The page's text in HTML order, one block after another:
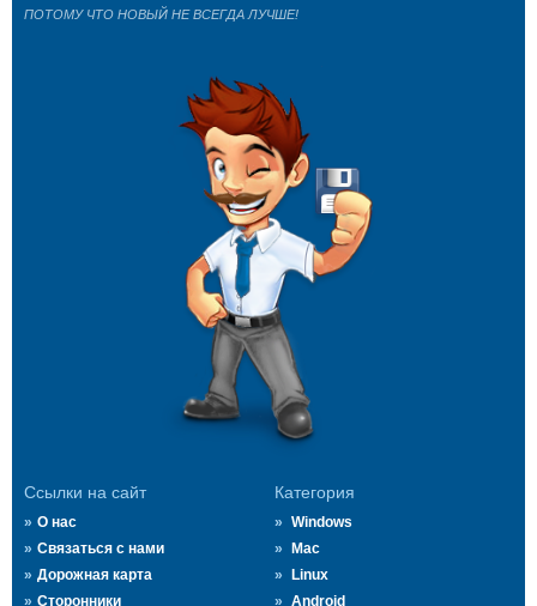
Ссылки на сайт
О нас
Связаться с нами
Дорожная карта
Сторонники
Категория
Windows
Mac
Linux
Android
ПОТОМУ ЧТО НОВЫЙ НЕ ВСЕГДА ЛУЧШЕ!